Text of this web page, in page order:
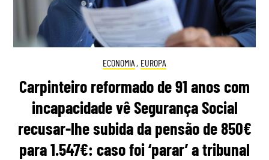
ECONOMIA , EUROPA
Carpinteiro reformado de 91 anos com
incapacidade vê Segurança Social
recusar-lhe subida da pensão de 850€
para 1.547€: caso foi ‘parar’ a tribunal